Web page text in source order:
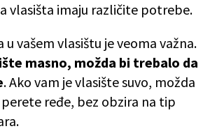
vlasišta imaju različite potrebe.
vašem vlasištu je veoma važna.
masno, možda bi trebalo da
. Ako vam je vlasište suvo, možda
ređe, bez obzira na tip